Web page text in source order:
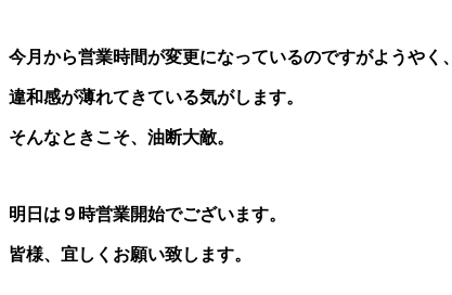
今月から営業時間が変更になっているのですがようやく、
違和感が薄れてきている気がします。
そんなときこそ、油断大敵。
明日は９時営業開始でございます。
皆様、宜しくお願い致します。